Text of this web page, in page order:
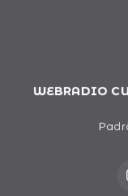
WEBRADIO